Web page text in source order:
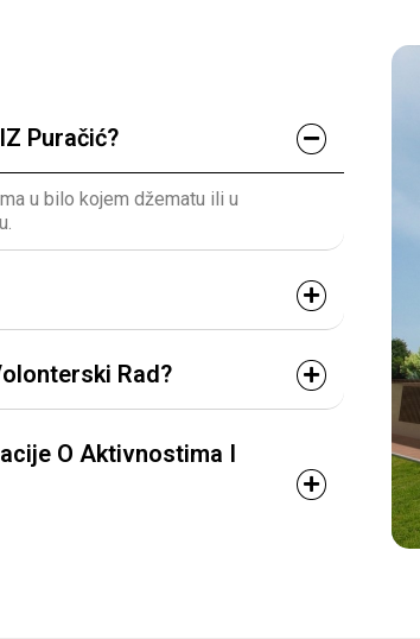
Puračić?
u bilo kojem džematu ili u
Rad?
O Aktivnostima I